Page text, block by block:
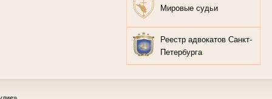
Мировые судьи
Реестр адвокатов Санкт-
Петербурга